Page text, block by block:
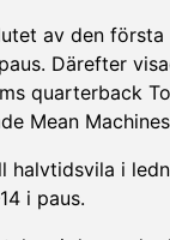
av den
Därefter
quarterback
Mean
i
i paus.